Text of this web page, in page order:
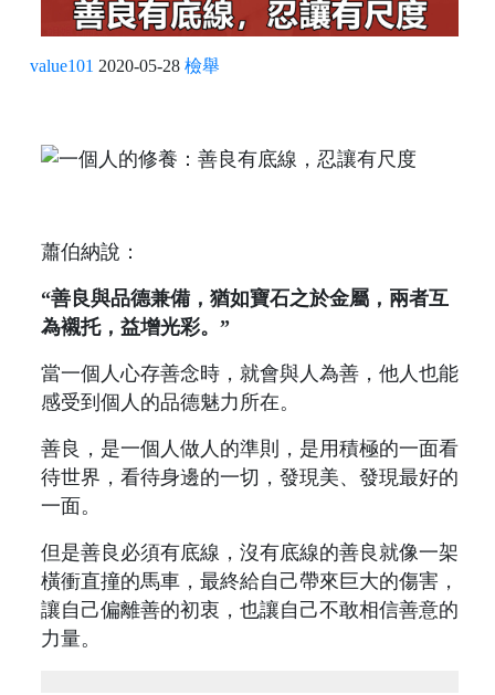
value101 2020-05-28 檢舉
蕭伯納說：
“善良與品德兼備，猶如寶石之於金屬，兩者互
為襯托，益增光彩。”
當一個人心存善念時，就會與人為善，他人也能
感受到個人的品德魅力所在。
善良，是一個人做人的準則，是用積極的一面看
待世界，看待身邊的一切，發現美、發現最好的
一面。
但是善良必須有底線，沒有底線的善良就像一架
橫衝直撞的馬車，最終給自己帶來巨大的傷害，
讓自己偏離善的初衷，也讓自己不敢相信善意的
力量。